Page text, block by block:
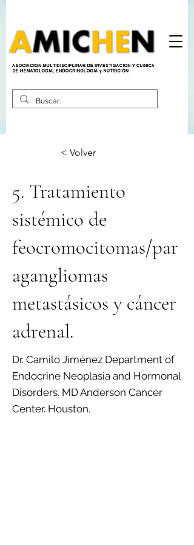
< Volver
5. Tratamiento
sistémico de
feocromocitomas/par
agangliomas
metastásicos y cáncer
adrenal.
Dr. Camilo Jiménez Department of
Endocrine Neoplasia and Hormonal
Disorders. MD Anderson Cancer
Center. Houston.